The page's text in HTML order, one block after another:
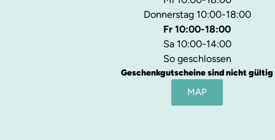
Donnerstag 10:00-18:00
Fr 10:00-18:00
Sa 10:00-14:00
So geschlossen
Geschenkgutscheine sind nicht gültig
MAP